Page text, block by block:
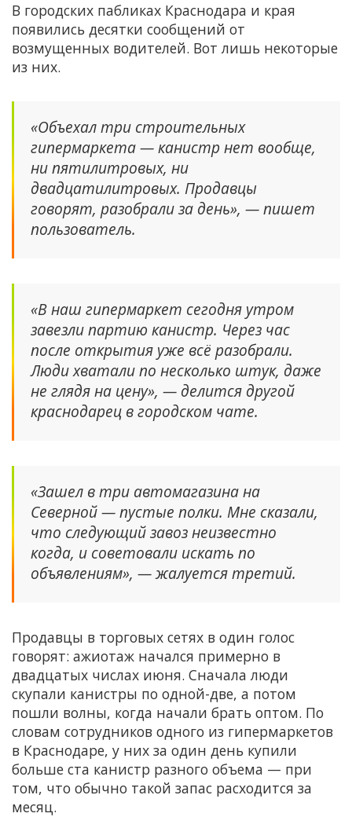
В городских пабликах Краснодара и края
появились десятки сообщений от
возмущенных водителей. Вот лишь некоторые
из них.
«Объехал три строительных
гипермаркета — канистр нет вообще,
ни пятилитровых, ни
двадцатилитровых. Продавцы
говорят, разобрали за день», — пишет
пользователь.
«В наш гипермаркет сегодня утром
завезли партию канистр. Через час
после открытия уже всё разобрали.
Люди хватали по несколько штук, даже
не глядя на цену», — делится другой
краснодарец в городском чате.
«Зашел в три автомагазина на
Северной — пустые полки. Мне сказали,
что следующий завоз неизвестно
когда, и советовали искать по
объявлениям», — жалуется третий.
Продавцы в торговых сетях в один голос
говорят: ажиотаж начался примерно в
двадцатых числах июня. Сначала люди
скупали канистры по одной-две, а потом
пошли волны, когда начали брать оптом. По
словам сотрудников одного из гипермаркетов
в Краснодаре, у них за один день купили
больше ста канистр разного объема — при
том, что обычно такой запас расходится за
месяц.